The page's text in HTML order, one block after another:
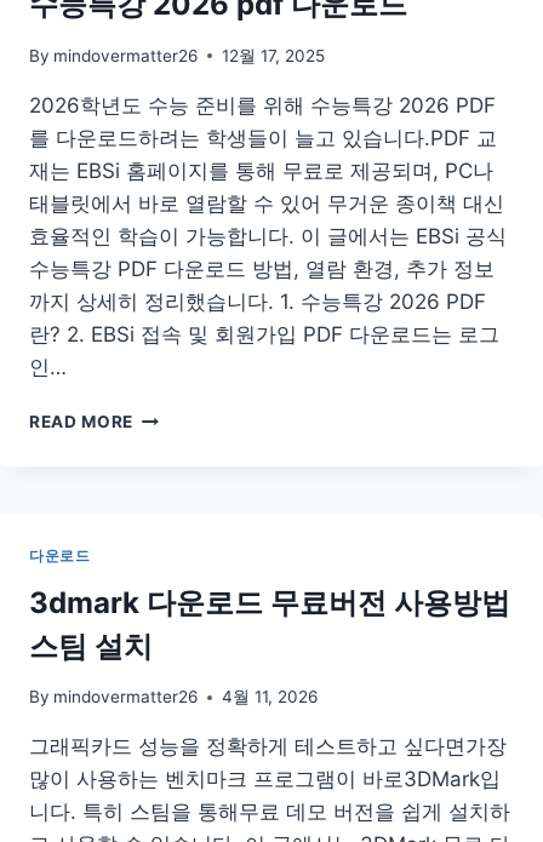
By mindovermatter26 12월 17, 2025
2026학년도 수능 준비를 위해 수능특강 2026 PDF
를 다운로드하려는 학생들이 늘고 있습니다.PDF 교
재는 EBSi 홈페이지를 통해 무료로 제공되며, PC나
태블릿에서 바로 열람할 수 있어 무거운 종이책 대신
효율적인 학습이 가능합니다. 이 글에서는 EBSi 공식
수능특강 PDF 다운로드 방법, 열람 환경, 추가 정보
까지 상세히 정리했습니다. 1. 수능특강 2026 PDF
란? 2. EBSi 접속 및 회원가입 PDF 다운로드는 로그
인…
READ MORE
운
로
드
다운로드
3dmark 다운로드 무료버전 사용방법
스팀 설치
By mindovermatter26 4월 11, 2026
그래픽카드 성능을 정확하게 테스트하고 싶다면가장
많이 사용하는 벤치마크 프로그램이 바로3DMark입
니다. 특히 스팀을 통해무료 데모 버전을 쉽게 설치하